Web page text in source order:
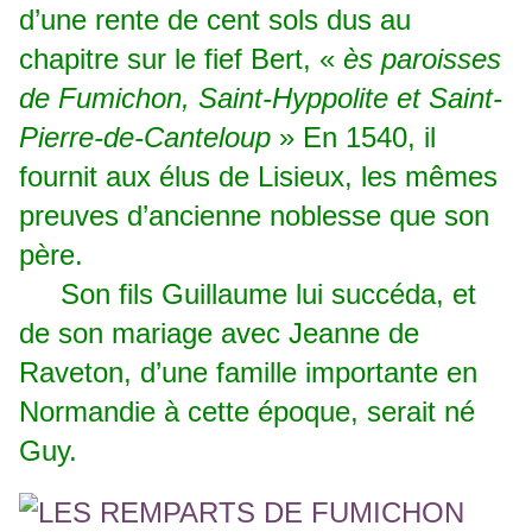
d’une rente de cent sols dus au
chapitre sur le fief Bert, « ès paroisses
de Fumichon, Saint-Hyppolite et Saint-
Pierre-de-Canteloup » En 1540, il
fournit aux élus de Lisieux, les mêmes
preuves d’ancienne noblesse que son
père.
Son fils Guillaume lui succéda, et
de son mariage avec Jeanne de
Raveton, d’une famille importante en
Normandie à cette époque, serait né
Guy.